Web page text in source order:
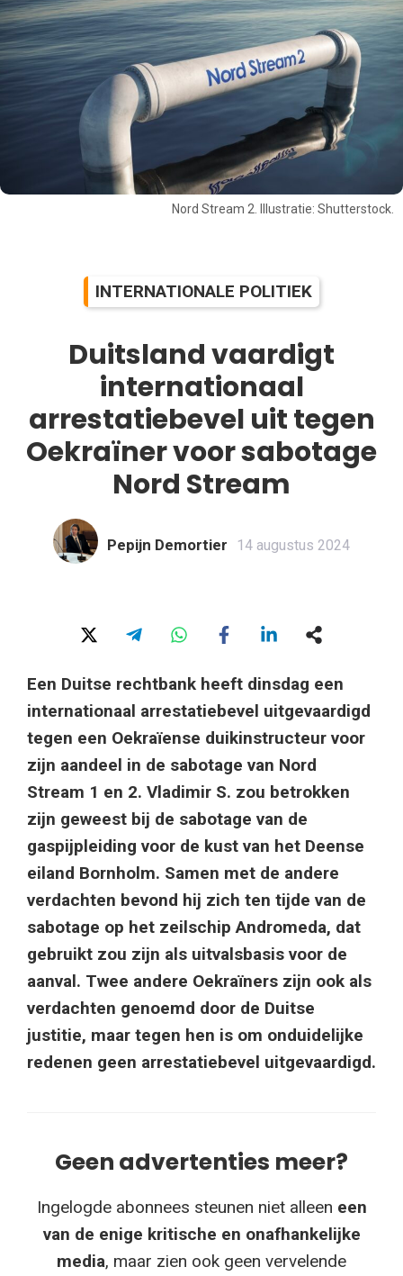
Nord Stream 2. Illustratie: Shutterstock.
INTERNATIONALE POLITIEK
Duitsland vaardigt
internationaal
arrestatiebevel uit tegen
Oekraïner voor sabotage
Nord Stream
Pepijn Demortier 14 augustus 2024
Een Duitse rechtbank heeft dinsdag een
internationaal arrestatiebevel uitgevaardigd
tegen een Oekraïense duikinstructeur voor
zijn aandeel in de sabotage van Nord
Stream 1 en 2. Vladimir S. zou betrokken
zijn geweest bij de sabotage van de
gaspijpleiding voor de kust van het Deense
eiland Bornholm. Samen met de andere
verdachten bevond hij zich ten tijde van de
sabotage op het zeilschip Andromeda, dat
gebruikt zou zijn als uitvalsbasis voor de
aanval. Twee andere Oekraïners zijn ook als
verdachten genoemd door de Duitse
justitie, maar tegen hen is om onduidelijke
redenen geen arrestatiebevel uitgevaardigd.
Geen advertenties meer?
Ingelogde abonnees steunen niet alleen een
van de enige kritische en onafhankelijke
media, maar zien ook geen vervelende